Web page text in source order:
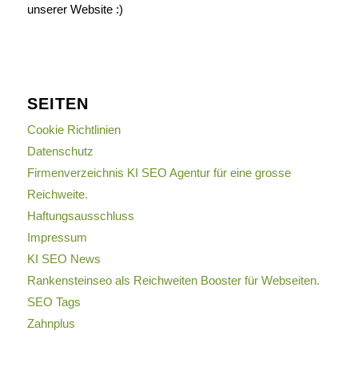
unserer Website :)
SEITEN
Cookie Richtlinien
Datenschutz
Firmenverzeichnis KI SEO Agentur für eine grosse
Reichweite.
Haftungsausschluss
Impressum
KI SEO News
Rankensteinseo als Reichweiten Booster für Webseiten.
SEO Tags
Zahnplus